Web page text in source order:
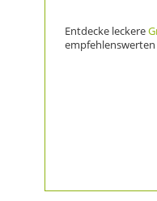
Entdecke leckere
empfehlenswerten